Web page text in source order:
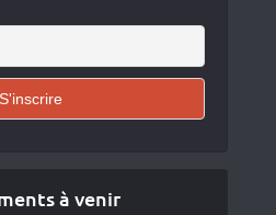
à venir